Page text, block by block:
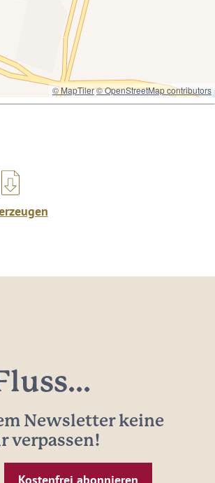
© MapTiler© OpenStreetMap contributors
Newsletter keine
verpassen!